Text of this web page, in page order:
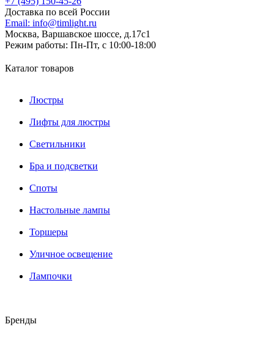
Доставка по всей России
Email: info@timlight.ru
Москва, Варшавское шоссе, д.17c1
Режим работы: Пн-Пт, с 10:00-18:00
Каталог товаров
Люстры
Лифты для люстры
Светильники
Бра и подсветки
Споты
Настольные лампы
Торшеры
Уличное освещение
Лампочки
Бренды